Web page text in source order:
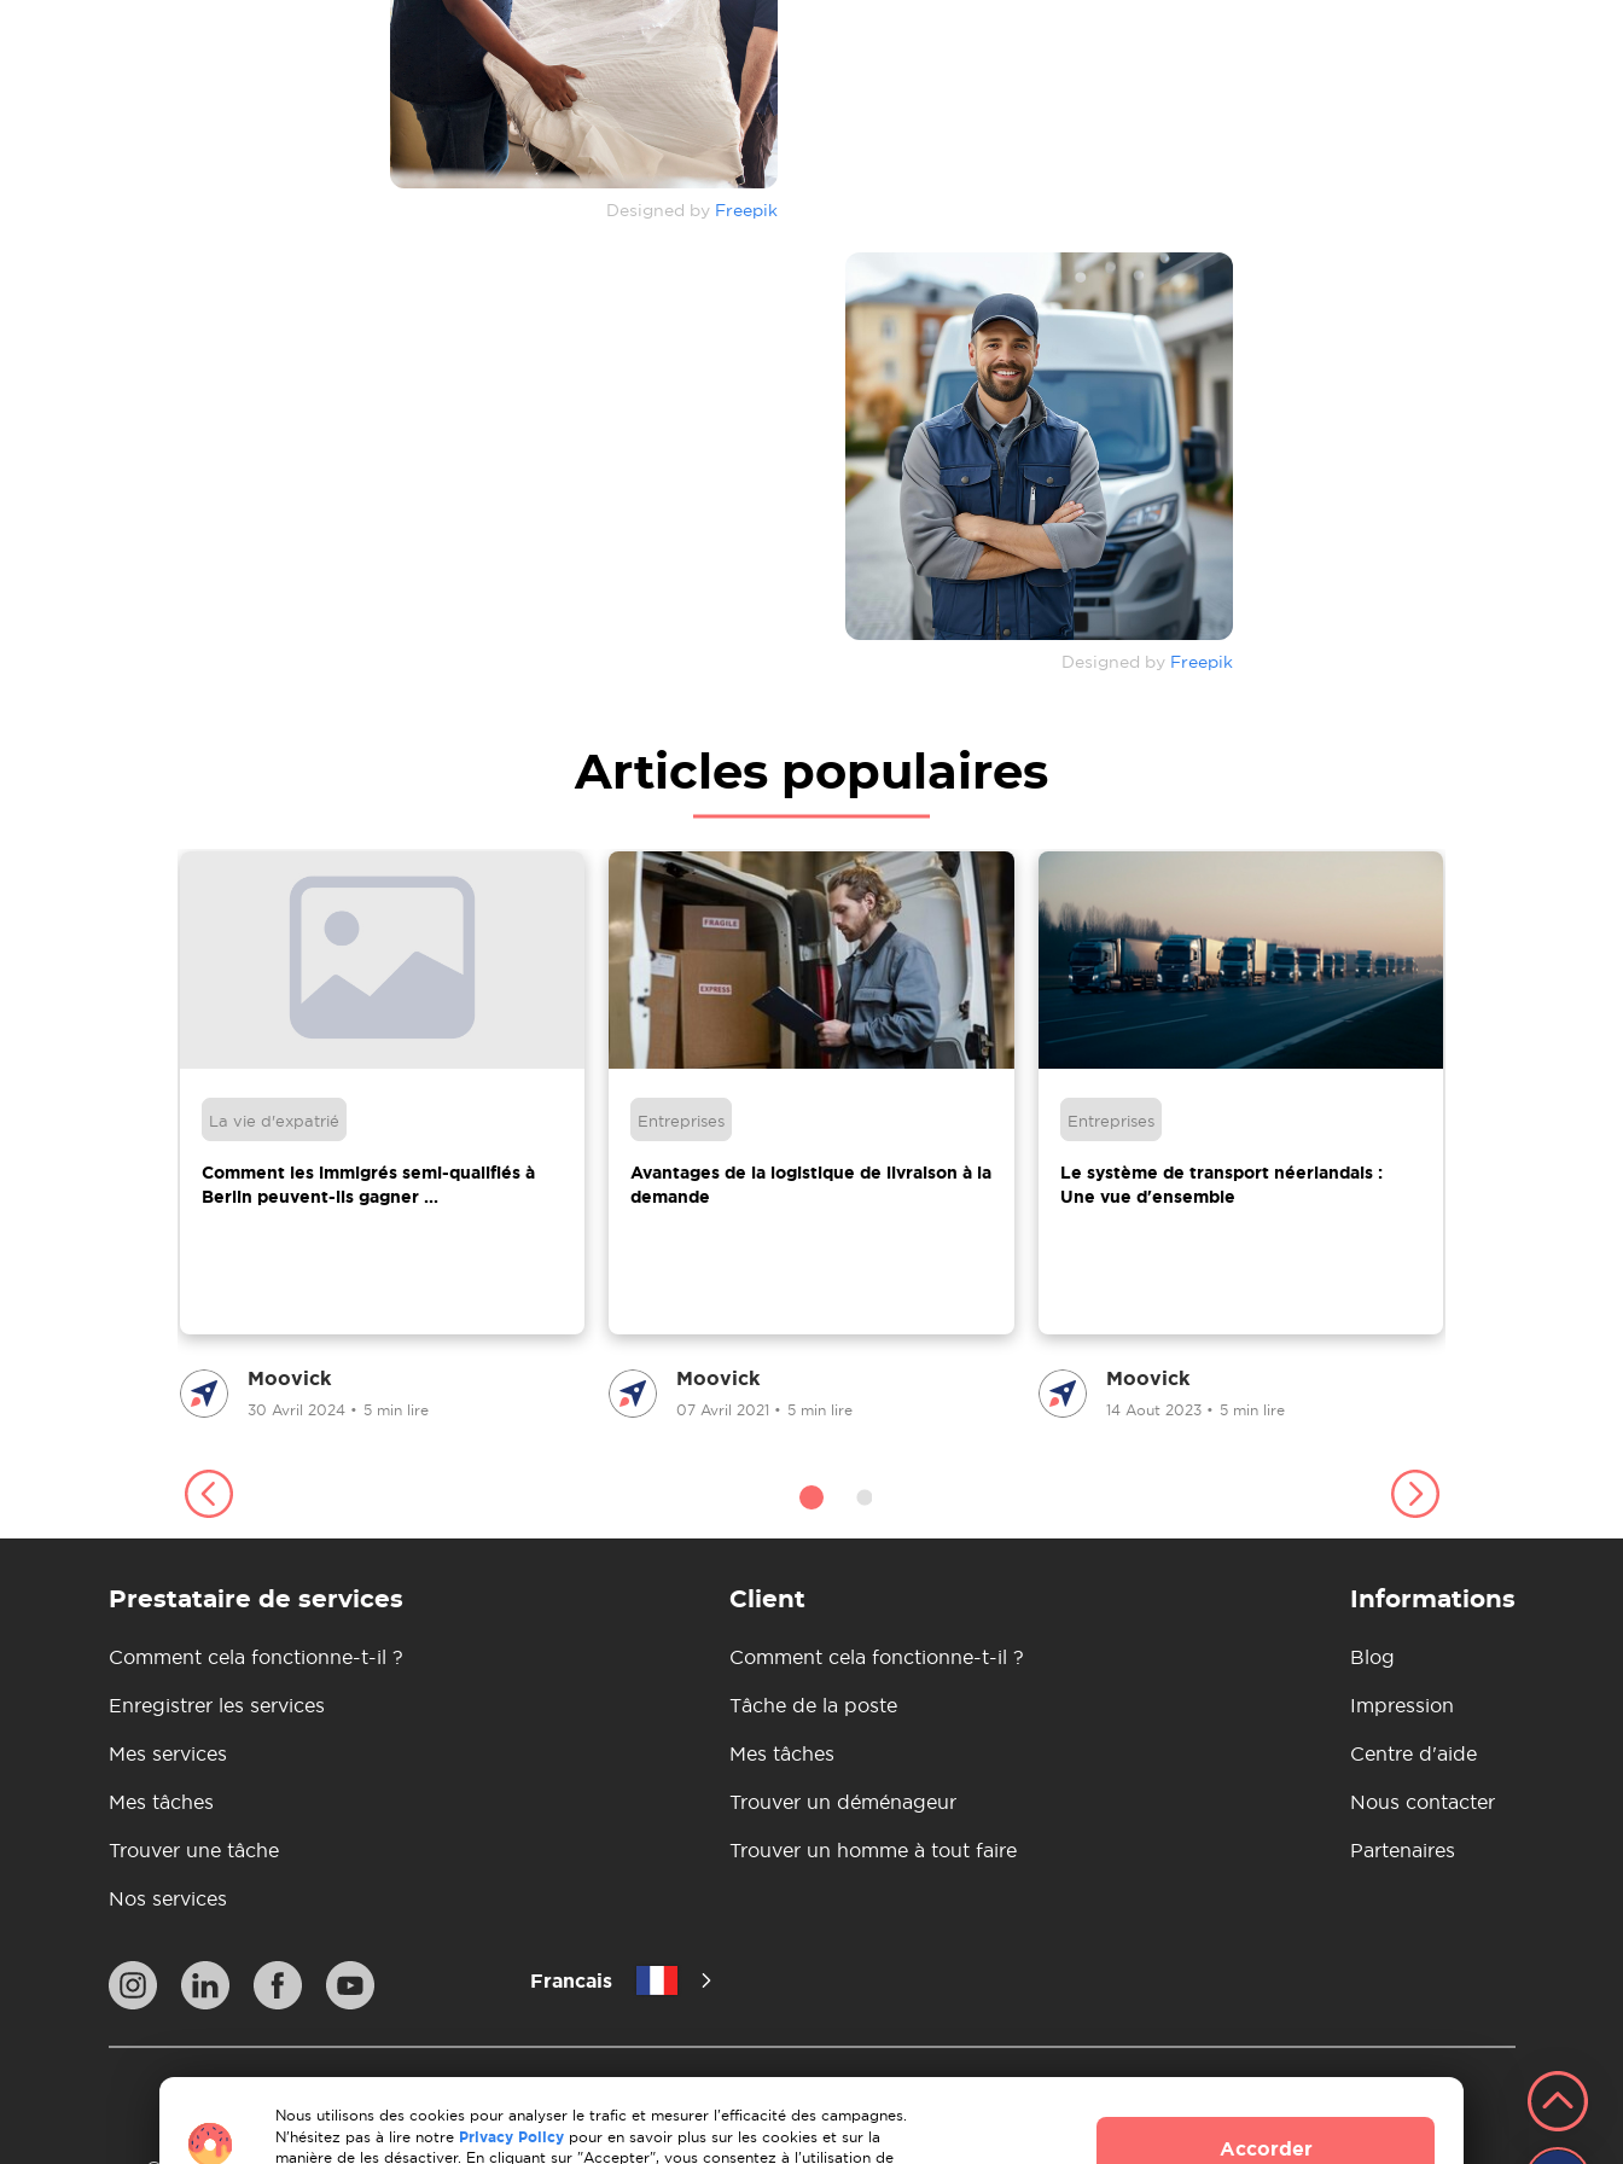
Designed by Freepik
Designed by Freepik
Articles populaires
La vie d'expatrié
Comment les immigrés semi-qualifiés à
Berlin peuvent-ils gagner ...
Moovick
30 Avril 2024 • 5 min lire
Entreprises
Avantages de la logistique de livraison à la
demande
Moovick
07 Avril 2021 • 5 min lire
Entreprises
Le système de transport néerlandais :
Une vue d'ensemble
Moovick
14 Aout 2023 • 5 min lire
Prestataire de services
Comment cela fonctionne-t-il ?
Enregistrer les services
Mes services
Mes tâches
Trouver une tâche
Nos services
Client
Comment cela fonctionne-t-il ?
Tâche de la poste
Mes tâches
Trouver un déménageur
Trouver un homme à tout faire
Informations
Blog
Impression
Centre d'aide
Nous contacter
Partenaires
Francais
Lignes directrices en matiere de paiement
Conditions générales d'utilisation Annulation et remboursement
Nous utilisons des cookies pour analyser le trafic et mesurer l'efficacité des campagnes.
N'hésitez pas à lire notre Privacy Policy pour en savoir plus sur les cookies et sur la
manière de les désactiver. En cliquant sur "Accepter", vous consentez à l'utilisation de
Accorder